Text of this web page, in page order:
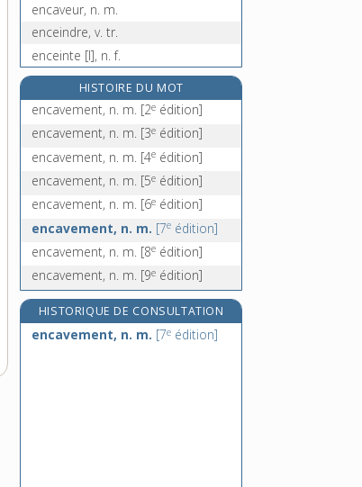
encaveur, n. m.
enceindre, v. tr.
enceinte [I], n. f.
enceinte [II], adj. f.
encellulement, n. m.
e
HISTOIRE DU MOT
encavement, n. m. [2e édition]
encavement, n. m. [3e édition]
encavement, n. m. [4e édition]
encavement, n. m. [5e édition]
encavement, n. m. [6e édition]
encavement, n. m. [7e édition]
encavement, n. m. [8e édition]
encavement, n. m. [9e édition]
HISTORIQUE DE CONSULTATION
encavement, n. m. [7e édition]